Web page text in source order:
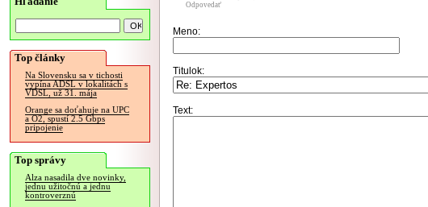
Top články
Na Slovensku sa v tichosti
vypína ADSL v lokalitách s
VDSL, už 31. mája
Orange sa doťahuje na UPC
a O2, spustí 2.5 Gbps
pripojenie
Top správy
Alza nasadila dve novinky,
jednu užitočnú a jednu
kontroverznú
Odpovedať
Meno:
Titulok:
Text: